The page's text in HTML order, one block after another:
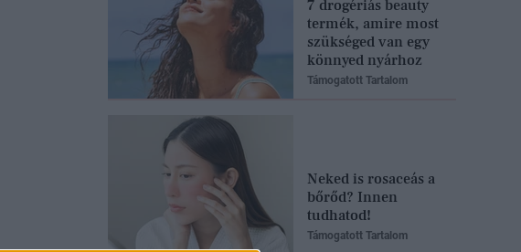
7 drogériás beauty
termék, amire most
szükséged van egy
könnyed nyárhoz
Támogatott Tartalom
Neked is rosaceás a
bőrőd? Innen
tudhatod!
Támogatott Tartalom